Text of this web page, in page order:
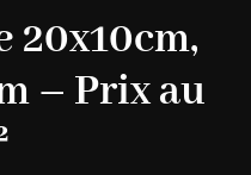
20x10cm,
– Prix au